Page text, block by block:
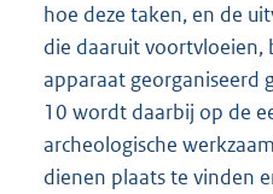
hoe deze taken, en de
die daaruit
apparaat georganiseerd
10 wordt daarbij op de
archeologische
dienen plaats te vinden